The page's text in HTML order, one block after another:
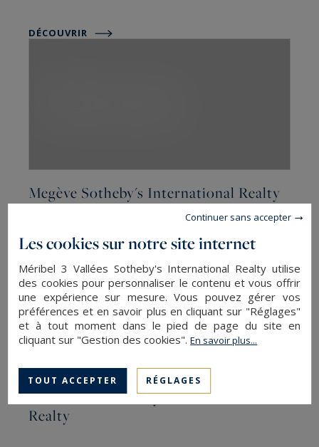
DÉCOUVRIR
Megève Sotheby's International Realty
DÉCOUVRIR
Courchevel Sotheby’s international
Realty
Les cookies sur notre site internet
Méribel 3 Vallées Sotheby's International Realty utilise
des cookies pour personnaliser le contenu et vous offrir
une expérience sur mesure. Vous pouvez gérer vos
préférences et en savoir plus en cliquant sur "Réglages"
et à tout moment dans le pied de page du site en
cliquant sur "Gestion des cookies".En savoir plus...
TOUT ACCEPTER RÉGLAGES
Continuer sans accepter